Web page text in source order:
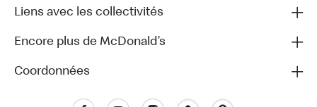
Liens avec les collectivités
Encore plus de McDonald’s
Coordonnées